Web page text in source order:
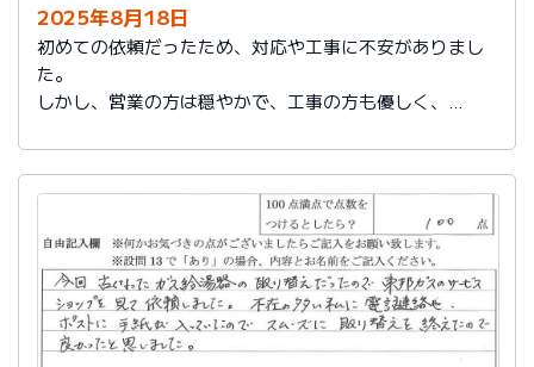
2025年8月18日
初めての依頼だったため、対応や工事に不安がありまし
た。
しかし、営業の方は穏やかで、工事の方も優しく、
また今後、何かあれば利用させて頂きます。
ありがとうございました。